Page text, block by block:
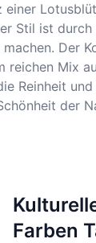
Stil ist
Der
reichen Mix
Reinheit
der
Farben